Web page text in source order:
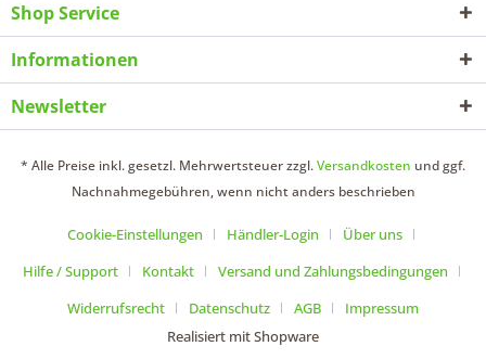
Shop Service
Informationen
Newsletter
* Alle Preise inkl. gesetzl. Mehrwertsteuer zzgl.Versandkosten und ggf.
Nachnahmegebühren, wenn nicht anders beschrieben
Cookie-Einstellungen Händler-Login
Über uns
Hilfe / Support
Kontakt
Versand und Zahlungsbedingungen
Widerrufsrecht
Datenschutz AGB
Impressum
Realisiert mit Shopware